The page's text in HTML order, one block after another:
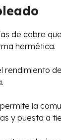
de cobre
hermética.
la
y puesta a